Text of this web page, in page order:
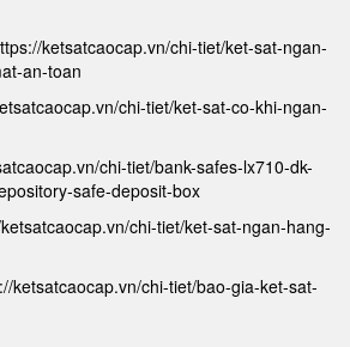
ketsatcaocap.vn/chi-tiet/ket-sat-ngan-
an-toan
chi-tiet/ket-sat-co-khi-ngan-
chi-tiet/bank-safes-lx710-dk-
safe-deposit-box
chi-tiet/ket-sat-ngan-hang-
ketsatcaocap.vn/chi-tiet/bao-gia-ket-sat-